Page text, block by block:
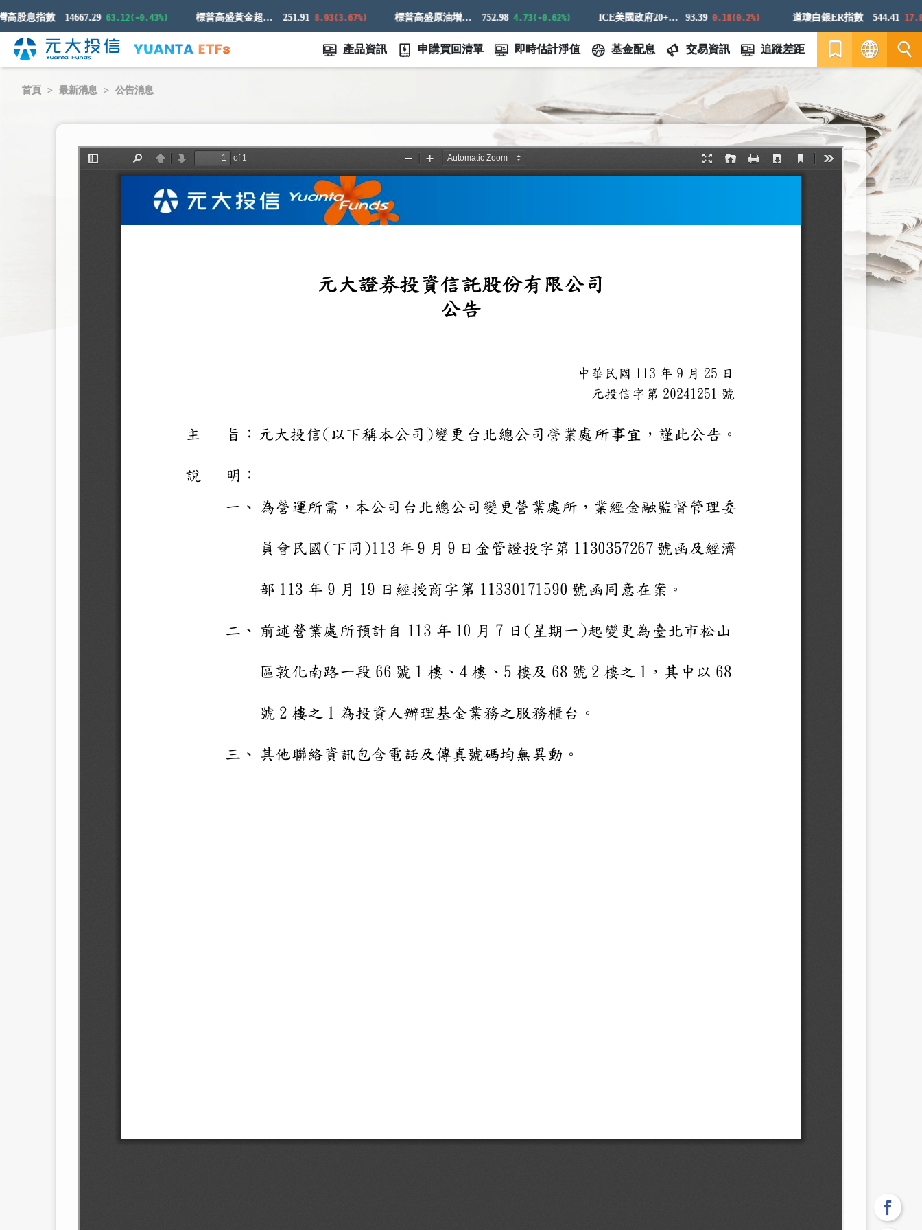
息指數 14667.29 63.12(-0.43%) 標普高盛黃金超額回報指數 251.91 8.93(3.67%) 標普高盛原油增強超額回報指數 752.98 4.73(-0.62%) ICE美國政府20+年期債券指數 93.39 0.18(0.2%) 道瓊白銀ER指數 544.41
產品資訊 申購買回清單 即時估計淨值 基金配息 交易資訊 追蹤差距
EN
首頁 最新消息 公告消息